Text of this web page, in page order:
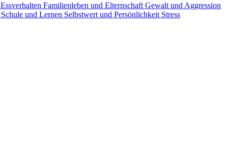
Essverhalten Familienleben und Elternschaft Gewalt und Aggression
Schule und Lernen Selbstwert und Persönlichkeit Stress